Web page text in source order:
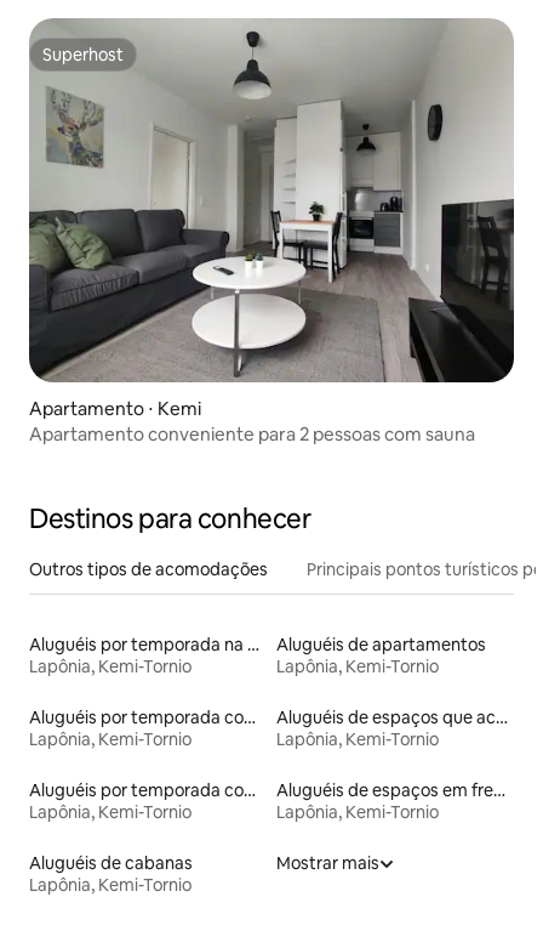
Superhost
Superhost
Apartamento ⋅ Kemi
Apartamento conveniente para 2 pessoas com sauna
Destinos para conhecer
Outros tipos de acomodações Principais pontos turísticos
Aluguéis por temporada na orla
Lapônia, Kemi-Tornio
Aluguéis de apartamentos
Lapônia, Kemi-Tornio
Aluguéis por temporada com sauna
Lapônia, Kemi-Tornio
Aluguéis de espaços que aceitam animais de estimação
Lapônia, Kemi-Tornio
Aluguéis por temporada com acesso ao lago
Lapônia, Kemi-Tornio
Aluguéis de espaços em frente à praia
Lapônia, Kemi-Tornio
Aluguéis de cabanas
Lapônia, Kemi-Tornio
Mostrar mais